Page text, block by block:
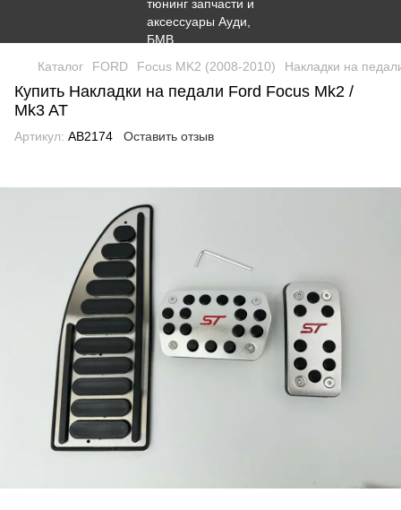
Каталог FORD Focus MK2 (2008-2010) Накладки на
Купить Накладки на педали Ford Focus Mk2 /
Mk3 AT
Артикул: AB2174 Оставить отзыв